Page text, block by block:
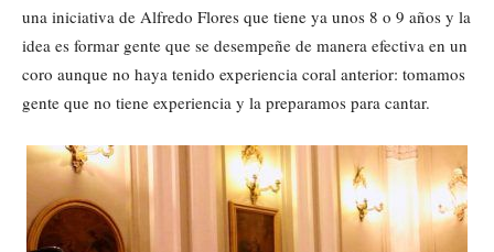
una iniciativa de Alfredo Flores que tiene ya unos 8 o 9 años y la
idea es formar gente que se desempeñe de manera efectiva en un
coro aunque no haya tenido experiencia coral anterior: tomamos
gente que no tiene experiencia y la preparamos para cantar.